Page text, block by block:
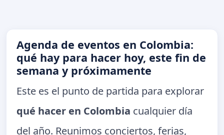
Agenda de eventos en Colombia:
qué hay para hacer hoy, este fin de
semana y próximamente
Este es el punto de partida para explorar
qué hacer en Colombia cualquier día
del año. Reunimos conciertos, ferias,